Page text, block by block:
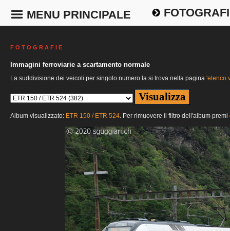
MENU PRINCIPALE
F O T O G R A F I E
Immagini ferroviarie a scartamento normale
La suddivisione dei veicoli per singolo numero la si trova nella pagina 'elenco
Album visualizzato: ETR 150 / ETR 524. Per rimuovere il filtro dell'album premi